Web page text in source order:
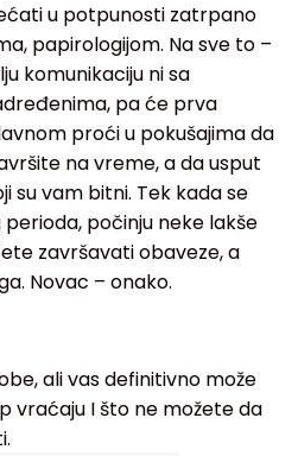
u potpunosti zatrpano
papirologijom. Na sve to –
komunikaciju ni sa
pa će prva
proći u pokušajima da
na vreme, a da usput
su vam bitni. Tek kada se
počinju neke lakše
završavati obaveze, a
Novac – onako.
ali vas definitivno može
vraćaju I što ne možete da